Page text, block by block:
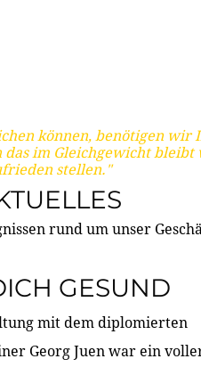
können, benötigen wir
das im Gleichgewicht
stellen."
rund um unser
GESUND
mit dem diplomierten
Georg Juen war ein